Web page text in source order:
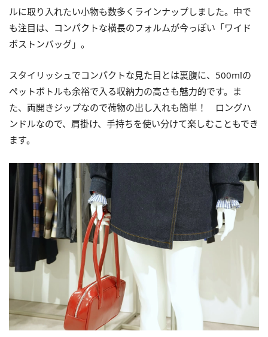
ルに取り入れたい小物も数多くラインナップしました。中で
も注目は、コンパクトな横長のフォルムが今っぽい「ワイド
ボストンバッグ」。
スタイリッシュでコンパクトな見た目とは裏腹に、500mlの
ペットボトルも余裕で入る収納力の高さも魅力的です。ま
た、両開きジップなので荷物の出し入れも簡単！ ロングハ
ンドルなので、肩掛け、手持ちを使い分けて楽しむこともでき
ます。